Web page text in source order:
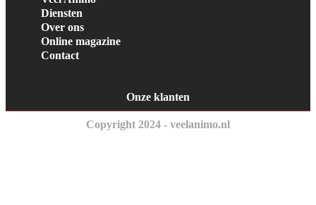
Diensten
Over ons
Online magazine
Contact
Onze klanten
Copyright 2024 - veelanimo.nl